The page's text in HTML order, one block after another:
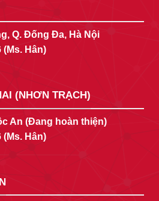
Q. Đống Đa, Hà Nội
(Ms. Hân)
(NHƠN TRẠCH)
An (Đang hoàn thiện)
(Ms. Hân)